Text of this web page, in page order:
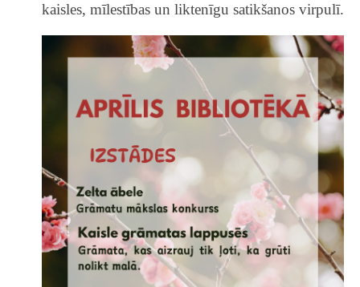
kaisles, mīlestības un liktenīgu satikšanos virpulī.